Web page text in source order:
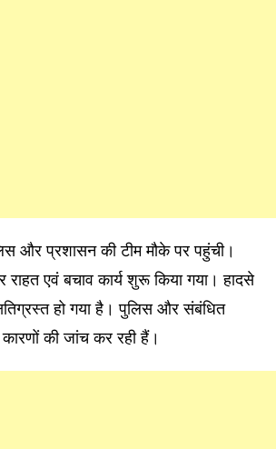
और प्रशासन की टीम मौके पर पहुंची।
राहत एवं बचाव कार्य शुरू किया गया। हादसे
हो गया है। पुलिस और संबंधित
की जांच कर रही हैं।